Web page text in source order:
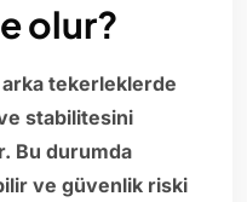
olur?
arka tekerleklerde
stabilitesini
Bu durumda
ve güvenlik riski